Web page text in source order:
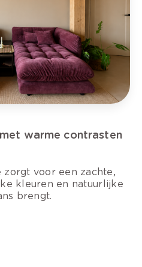
warme contrasten
voor een zachte,
kleuren en natuurlijke
brengt.